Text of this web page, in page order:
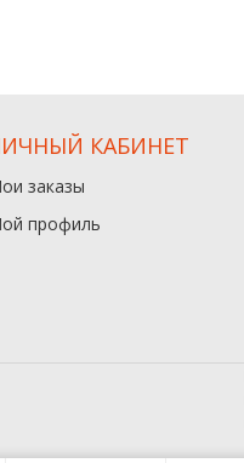
КАБИНЕТ
заказы
профиль